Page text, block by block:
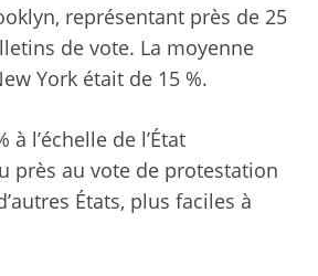
représentant près de 25
de vote. La moyenne
York était de 15 %.
à l’échelle de l’État
près au vote de protestation
États, plus faciles à